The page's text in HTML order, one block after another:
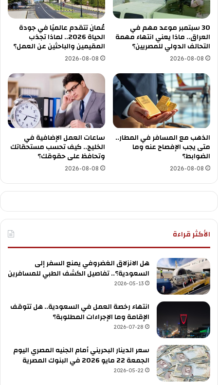
30 سبتمبر موعد مهم في
العراق.. ماذا يعني انتهاء مهمة
التحالف الدولي للمصريين؟
2026-08-08
عُمان تتقدم عالميًا في جودة
الحياة 2026.. لماذا تجذب
المقيمين والباحثين عن العمل؟
2026-08-08
الذهب مع المسافر في المطار..
متى يجب الإفصاح عنه وما
الضوابط؟
2026-08-08
ساعات العمل الإضافية في
الخليج.. كيف تحسب مستحقاتك
وتحافظ على حقوقك؟
2026-08-08
الأكثر قراءة
هل الانزلاق الغضروفي يمنع السفر إلى
السعودية؟.. تفاصيل الكشف الطبي للمسافرين
2026-05-13
انتهاء رخصة العمل في السعودية.. هل تتوقف
الإقامة وما الإجراءات المطلوبة؟
2026-07-28
سعر الدينار البحريني أمام الجنيه المصري اليوم
الجمعة 22 مايو 2026 في البنوك المصرية
2026-05-22